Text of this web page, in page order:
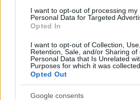
I want to opt-out of processing my
Personal Data for Targeted
Opted In
I want to opt-out of Collection, Use,
Retention, Sale, and/or Sharing of
Personal Data that Is Unrelated
Purposes for which it was collected.
Opted Out
Google consents
Marfin: Μετά τις 22:00 η άφιξη της
Ελλάδα – Θα οδηγηθεί στη ΓΑΔΑ